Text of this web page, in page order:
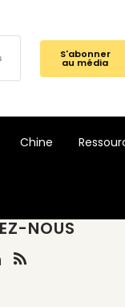
S'abonner
au média
Chine
NOUS